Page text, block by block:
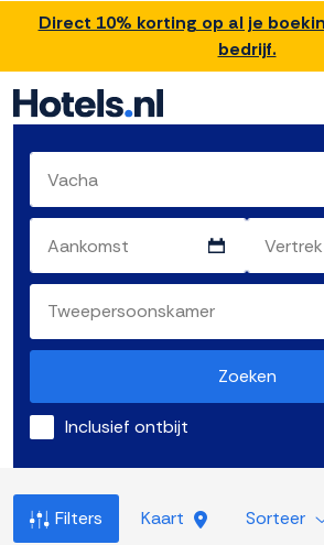
Direct 10% korting op al je
bedrijf.
Zoeken
Inclusief ontbijt
Filters Kaart Sorteer